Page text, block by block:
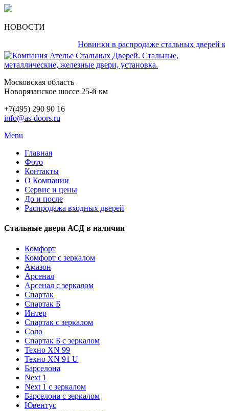
НОВОСТИ
Новинки в распродаже стальных дверей
Московская область
Новорязанское шоссе 25-й км
+7(495) 290 90 16
info@as-doors.ru
Menu
Главная
Фото
Контакты
О Компании
Сервис и цены
До и после
Распродажа входных дверей
Стальные двери АСД в наличии
Комфорт
Комфорт с зеркалом
Амазон
Арсенал
Арсенал с зеркалом
Спартак
Спартак Б
Интер
Спартак с зеркалом
Соло
Спартак Б с зеркалом
Техно XN 99
Техно XN 91 U
Барселона
Next 1
Next 1 с зеркалом
Барселона с зеркалом
Ювентус